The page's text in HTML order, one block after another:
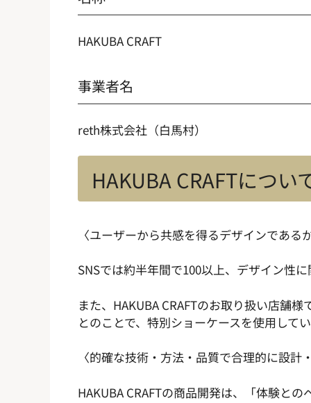
HAKUBA CRAFT
事業者名
reth株式会社（白馬村）
HAKUBA CRAFTについ
〈ユーザーから共感を得るデザインである
SNSでは約半年間で100以上、デザイン性
また、HAKUBA CRAFTのお取り扱い店舗
とのことで、特別ショーケースを使用して
〈的確な技術・方法・品質で合理的に設計
HAKUBA CRAFTの商品開発は、「体験と